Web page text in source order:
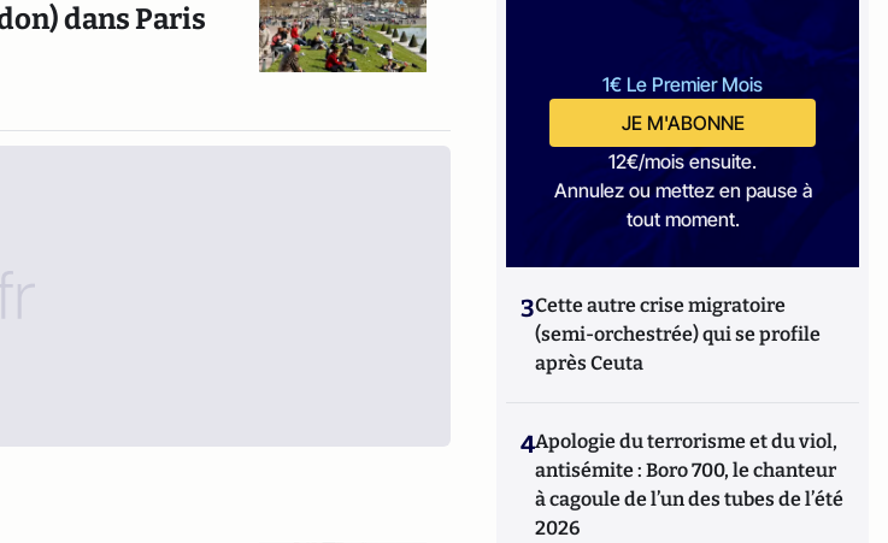
dans Paris
1€ Le Premier Mois
JE M'ABONNE
12€/mois ensuite.
Annulez ou mettez en pause à
tout moment.
3Cette autre crise migratoire
(semi-orchestrée) qui se profile
après Ceuta
4Apologie du terrorisme et du viol,
antisémite : Boro 700, le chanteur
à cagoule de l’un des tubes de l’été
2026